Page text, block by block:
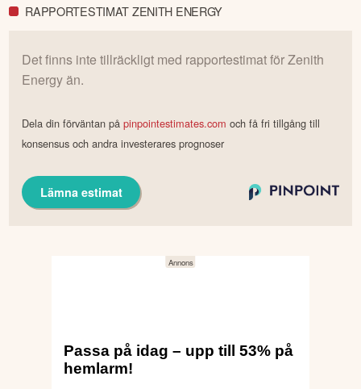
RAPPORTESTIMAT ZENITH ENERGY
Det finns inte tillräckligt med rapportestimat förZenith
Energyän.
Dela din förväntan påpinpointestimates.com och få fri tillgång till
konsensus och andra investerares prognoser
Lämna estimat